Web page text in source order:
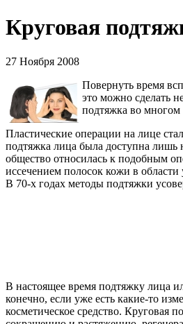
Круговая
27 Ноября 2008
Повернуть время
это можно сделать
подтяжка во многом
Пластические операции на лице
подтяжка лица была доступна
общество относилась к подобным
иссечением полосок кожи в области
В 70-х годах методы подтяжки
В настоящее время подтяжку лица
конечно, если уже есть какие-то
косметическое средство. Круговая